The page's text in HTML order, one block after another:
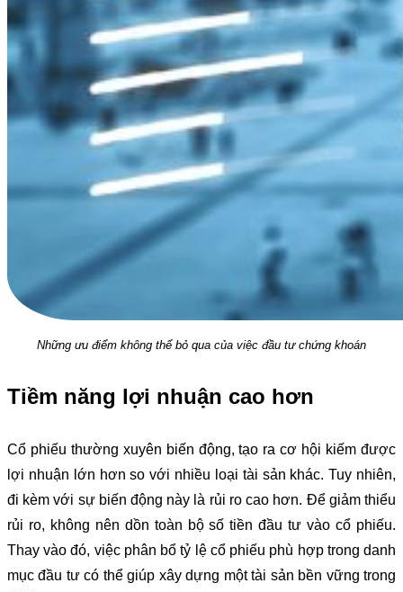
Những ưu điểm không thể bỏ qua của việc đầu tư chứng khoán
Tiềm năng lợi nhuận cao hơn
Cổ phiếu thường xuyên biến động, tạo ra cơ hội kiếm được
lợi nhuận lớn hơn so với nhiều loại tài sản khác. Tuy nhiên,
đi kèm với sự biến động này là rủi ro cao hơn. Để giảm thiểu
rủi ro, không nên dồn toàn bộ số tiền đầu tư vào cổ phiếu.
Thay vào đó, việc phân bổ tỷ lệ cổ phiếu phù hợp trong danh
mục đầu tư có thể giúp xây dựng một tài sản bền vững trong